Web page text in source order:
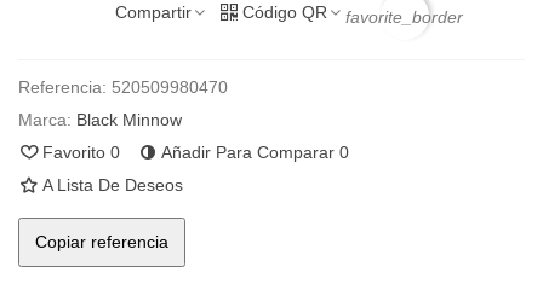
Compartir Código QR favorite_border
Referencia: 520509980470
Marca: Black Minnow
Favorito 0 Añadir Para Comparar 0
A Lista De Deseos
Copiar referencia